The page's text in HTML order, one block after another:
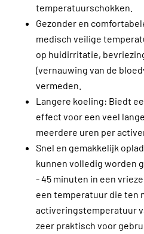
temperatuurschokken.
Gezonder en
medisch veilige
op huidirritatie,
(vernauwing van de
vermeden.
Langere koeling: Biedt
effect voor een veel
meerdere uren per
Snel en gemakkelijk
kunnen volledig worden
- 45 minuten in een
een temperatuur die ten
activeringstemperatuur
zeer praktisch voor